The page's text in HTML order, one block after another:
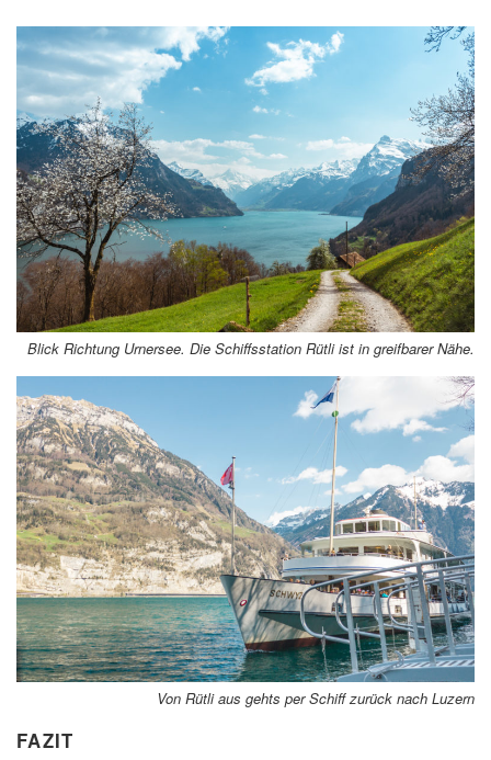
Blick Richtung Urnersee. Die Schiffsstation Rütli ist in greifbarer Nähe.
Von Rütli aus gehts per Schiff zurück nach Luzern
FAZIT